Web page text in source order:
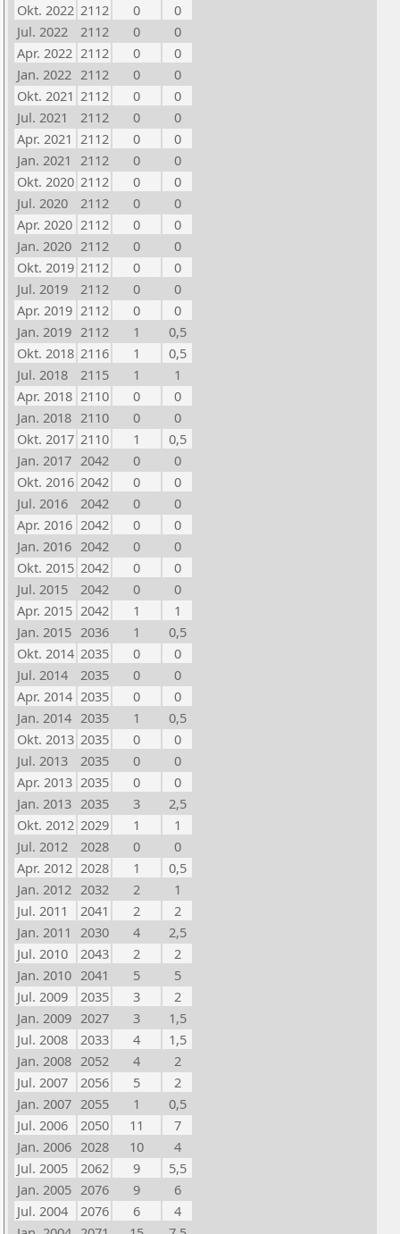
Okt. 2022 2112 0
0
Jul. 2022
2112 0
0
Apr. 2022 2112 0
0
Jan. 2022 2112 0
0
Okt. 2021 2112 0
0
Jul. 2021
2112 0
0
Apr. 2021 2112 0
0
Jan. 2021 2112 0
0
Okt. 2020 2112 0
0
Jul. 2020
2112 0
0
Apr. 2020 2112 0
0
Jan. 2020 2112 0
0
Okt. 2019 2112 0
0
Jul. 2019
2112 0
0
Apr. 2019 2112 0
0
Jan. 2019 2112 1
0,5
Okt. 2018 2116 1
0,5
Jul. 2018
2115 1
1
Apr. 2018 2110 0
0
Jan. 2018 2110 0
0
Okt. 2017 2110 1
0,5
Jan. 2017 2042 0
0
Okt. 2016 2042 0
0
Jul. 2016
2042 0
0
Apr. 2016 2042 0
0
Jan. 2016 2042 0
0
Okt. 2015 2042 0
0
Jul. 2015
2042 0
0
Apr. 2015 2042 1
1
Jan. 2015 2036 1
0,5
Okt. 2014 2035 0
0
Jul. 2014
2035 0
0
Apr. 2014 2035 0
0
Jan. 2014 2035 1
0,5
Okt. 2013 2035 0
0
Jul. 2013
2035 0
0
Apr. 2013 2035 0
0
Jan. 2013 2035 3
2,5
Okt. 2012 2029 1
1
Jul. 2012
2028 0
0
Apr. 2012 2028 1
0,5
Jan. 2012 2032 2
1
Jul. 2011
2041 2
2
Jan. 2011 2030 4
2,5
Jul. 2010
2043 2
2
Jan. 2010 2041 5
5
Jul. 2009
2035 3
2
Jan. 2009 2027 3
1,5
Jul. 2008
2033 4
1,5
Jan. 2008 2052 4
2
Jul. 2007
2056 5
2
Jan. 2007 2055 1
0,5
Jul. 2006
2050 11
7
Jan. 2006 2028 10
4
Jul. 2005
2062 9
5,5
Jan. 2005 2076 9
6
Jul. 2004
2076 6
4